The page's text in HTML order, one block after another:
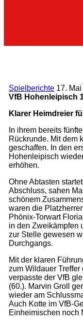
Spielberichte 17.
VfB Hohenleipisch
Klarer Heimdreier
In ihrem bereits
Rückrunde. Mit dem
geschaffen. In den
Hohenleipisch
erhöhen.
Ohne Abtasten
Abschluss, sahen
schönem
waren die
Phönix-Torwart
in den Zweikämpfen
zur Stelle gewesen
Durchgangs.
Mit der klaren
zum Wildauer
verpasste der VfB
(60.). Marvin Groll
wieder am
Auch Kotte im VfB-
Einheimischen noch